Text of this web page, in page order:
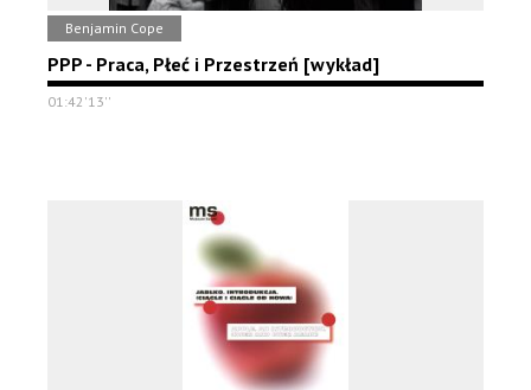
Benjamin Cope
PPP - Praca, Płeć i Przestrzeń [wykład]
01:42'13''